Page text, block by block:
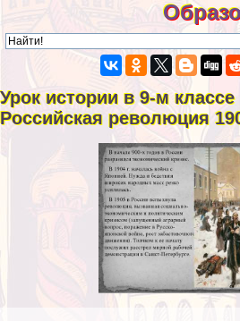
Урок истории в 9-м
Российская революция